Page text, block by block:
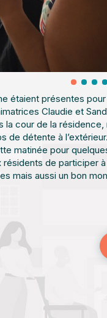
étaient présentes
Claudie et
la cour de la
détente à
matinée pour
de participer
mais aussi un bon